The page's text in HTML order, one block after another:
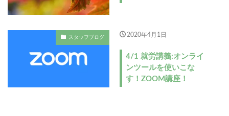
スタッフブログ 2020年4月1日
4/1 就労講義:オンライ
ンツールを使いこな
す！ZOOM講座！